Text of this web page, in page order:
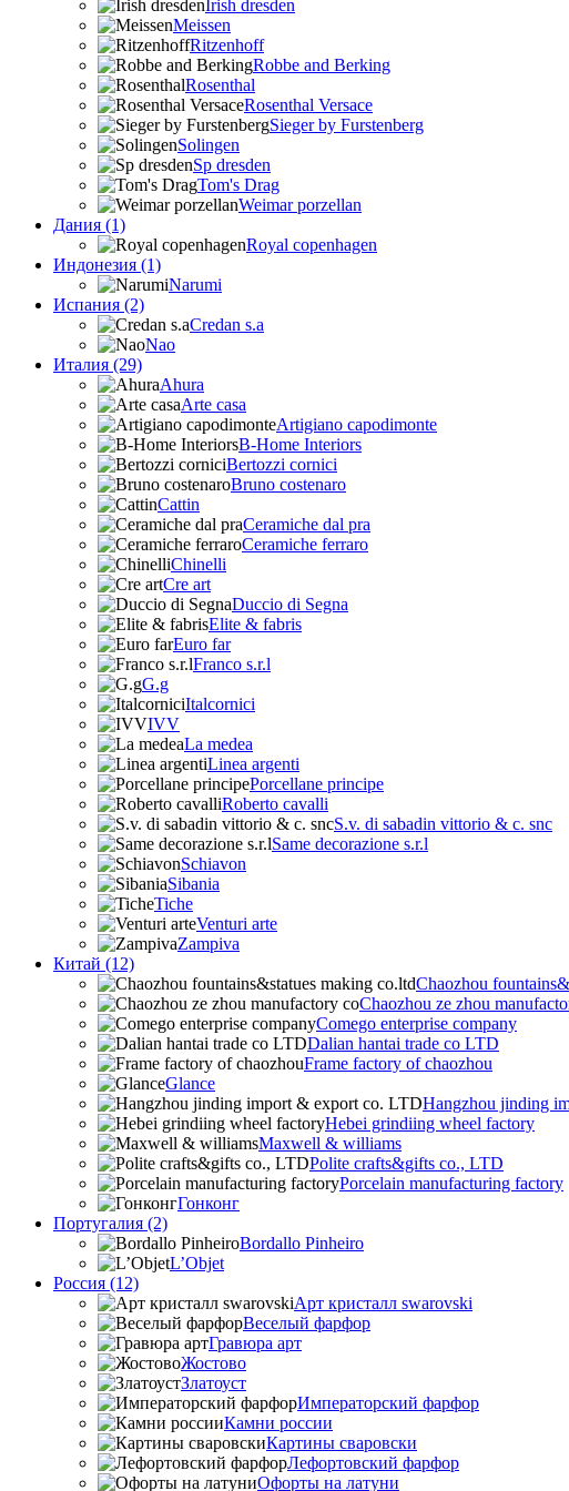
Irish dresden
Meissen
Ritzenhoff
Robbe and Berking
Rosenthal
Rosenthal Versace
Sieger by Furstenberg
Solingen
Sp dresden
Tom's Drag
Weimar porzellan
Дания (1)
Royal copenhagen
Индонезия (1)
Narumi
Испания (2)
Credan s.a
Nao
Италия (29)
Ahura
Arte casa
Artigiano capodimonte
B-Home Interiors
Bertozzi cornici
Bruno costenaro
Cattin
Ceramiche dal pra
Ceramiche ferraro
Chinelli
Cre art
Duccio di Segna
Elite & fabris
Euro far
Franco s.r.l
G.g
Italcornici
IVV
La medea
Linea argenti
Porcellane principe
Roberto cavalli
S.v. di sabadin vittorio & c. snc
Same decorazione s.r.l
Schiavon
Sibania
Tiche
Venturi arte
Zampiva
Китай (12)
Chaozhou
Chaozhou ze zhou
Comego enterprise company
Dalian hantai trade co LTD
Frame factory of chaozhou
Glance
Hangzhou jinding
Hebei grindiing wheel factory
Maxwell & williams
Polite crafts&gifts co., LTD
Porcelain manufacturing factory
Гонконг
Португалия (2)
Bordallo Pinheiro
L’Objet
Россия (12)
Арт кристалл swarovski
Веселый фарфор
Гравюра арт
Жостово
Златоуст
Императорский фарфор
Камни россии
Картины сваровски
Лефортовский фарфор
Офорты на латуни